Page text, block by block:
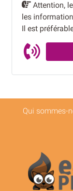
Attention,
les
Il est
Qui sommes-